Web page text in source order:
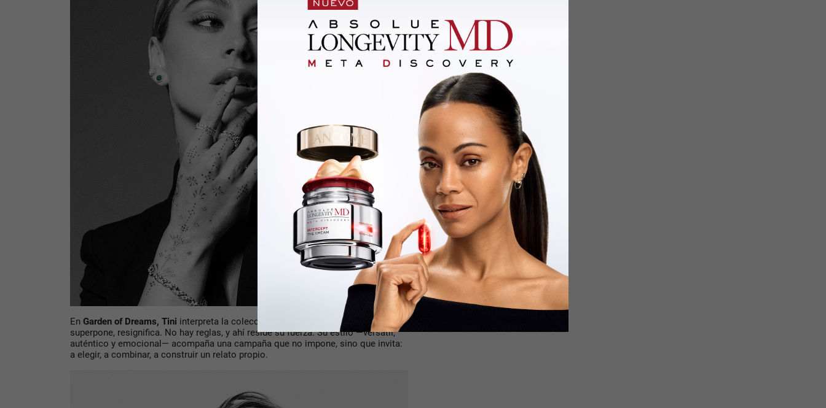
En Garden of Dreams, Tini interpreta la colección desde la libertad. Mezcla,
superpone, resignifica. No hay reglas, y ahí reside su fuerza. Su estilo —versátil,
auténtico y emocional— acompaña una campaña que no impone, sino que invita:
a elegir, a combinar, a construir un relato propio.